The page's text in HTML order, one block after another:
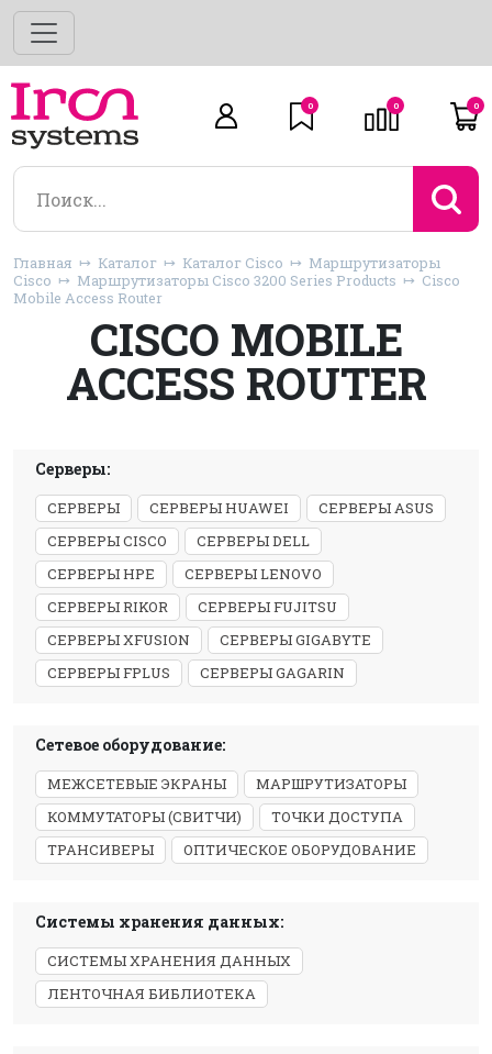
0 0 0
Главная Каталог Каталог Cisco
Маршрутизаторы
Cisco
Маршрутизаторы Cisco 3200 Series Products
Cisco
Mobile Access Router
CISCO MOBILE
ACCESS ROUTER
Серверы:
СЕРВЕРЫ СЕРВЕРЫ HUAWEI
СЕРВЕРЫ ASUS
СЕРВЕРЫ CISCO
СЕРВЕРЫ DELL
СЕРВЕРЫ HPE
СЕРВЕРЫ LENOVO
СЕРВЕРЫ RIKOR
СЕРВЕРЫ FUJITSU
СЕРВЕРЫ XFUSION
СЕРВЕРЫ GIGABYTE
СЕРВЕРЫ FPLUS
СЕРВЕРЫ GAGARIN
Сетевое оборудование:
МЕЖСЕТЕВЫЕ ЭКРАНЫ
МАРШРУТИЗАТОРЫ
КОММУТАТОРЫ (СВИТЧИ)
ТОЧКИ ДОСТУПА
ТРАНСИВЕРЫ
ОПТИЧЕСКОЕ ОБОРУДОВАНИЕ
Системы хранения данных:
СИСТЕМЫ ХРАНЕНИЯ ДАННЫХ
ЛЕНТОЧНАЯ БИБЛИОТЕКА